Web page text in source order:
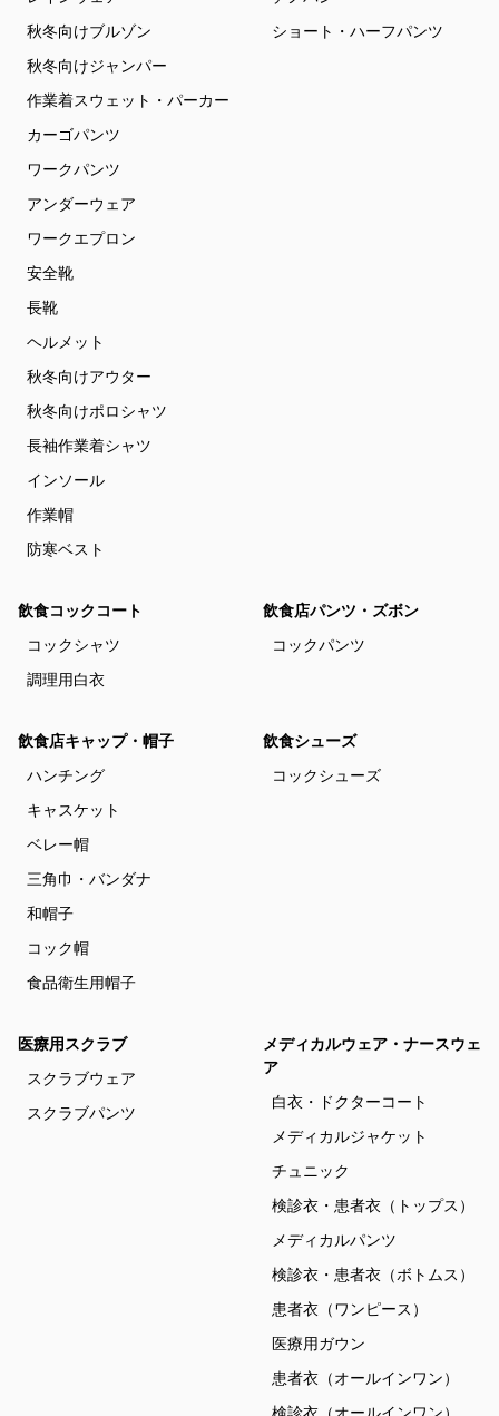
秋冬向けブルゾン
秋冬向けジャンパー
作業着スウェット・パーカー
カーゴパンツ
ワークパンツ
アンダーウェア
ワークエプロン
安全靴
長靴
ヘルメット
秋冬向けアウター
秋冬向けポロシャツ
長袖作業着シャツ
インソール
作業帽
防寒ベスト
ショート・ハーフパンツ
飲食コックコート
コックシャツ
調理用白衣
飲食店パンツ・ズボン
コックパンツ
飲食店キャップ・帽子
ハンチング
キャスケット
ベレー帽
三角巾・バンダナ
和帽子
コック帽
食品衛生用帽子
飲食シューズ
コックシューズ
医療用スクラブ
スクラブウェア
スクラブパンツ
メディカルウェア・ナースウェ
ア
白衣・ドクターコート
メディカルジャケット
チュニック
検診衣・患者衣（トップス）
メディカルパンツ
検診衣・患者衣（ボトムス）
患者衣（ワンピース）
医療用ガウン
患者衣（オールインワン）